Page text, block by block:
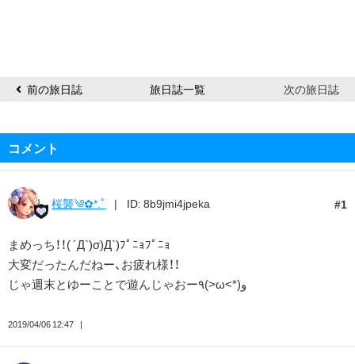
前の旅日誌 旅日誌一覧 次の旅日誌
コメント
1
桜襲༄✿*.ﾟ ID: 8b9jmi4jpeka
まめっち！！( ´Д`)σ)Д`)ﾌﾟﾆｮﾌﾟﾆｮ
大変だったんだねー、お疲れ様！！
じゃ週末とゆーことで遊んじゃおー٩(>ω<*)و
2019/04/06 12:47